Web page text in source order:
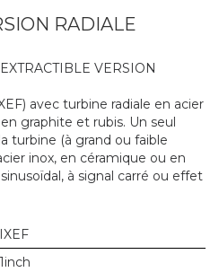
RADIALE
VERSION
avec turbine radiale en acier
graphite et rubis. Un seul
turbine (à grand ou faible
inox, en céramique ou en
à signal carré ou effet
IXEF
1inch